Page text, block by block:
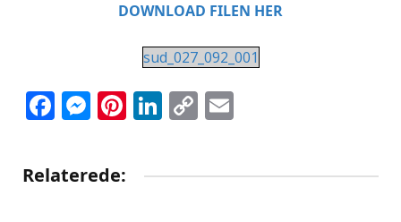
DOWNLOAD FILEN HER
sud_027_092_001
Facebook
Messenger
Pinterest
LinkedIn
Copy
Relaterede: